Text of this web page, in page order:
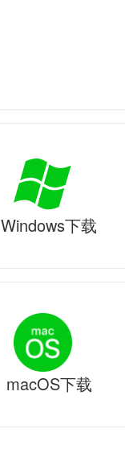
Windows下载
macOS下载